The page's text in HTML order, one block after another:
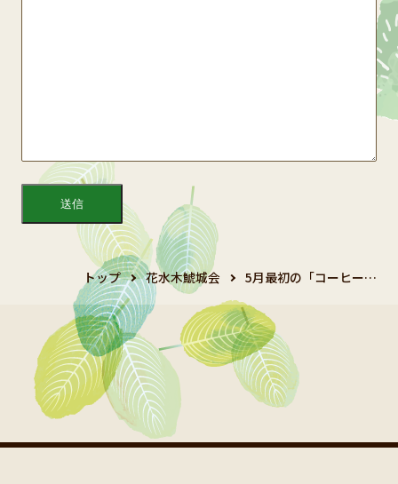
トップ 花水木鯱城会 5月最初の「コーヒー…